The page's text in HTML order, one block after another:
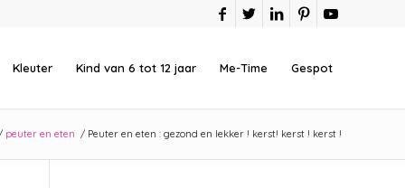
Kleuter Kind van 6 tot 12 jaar Me-Time Gespot
peuter en eten / Peuter en eten : gezond en lekker ! kerst! kerst ! kerst !